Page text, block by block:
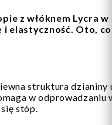
z włóknem Lycra
i elastyczność. Oto,
struktura dzianiny
w odprowadzaniu
stóp.